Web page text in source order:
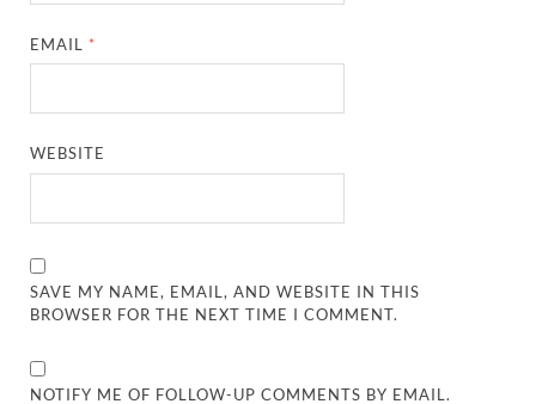
EMAIL *
WEBSITE
SAVE MY NAME, EMAIL, AND WEBSITE IN THIS
BROWSER FOR THE NEXT TIME I COMMENT.
NOTIFY ME OF FOLLOW-UP COMMENTS BY EMAIL.